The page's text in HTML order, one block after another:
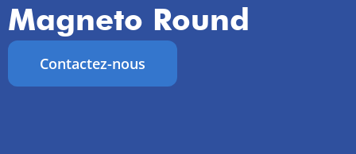
Magneto Round
Contactez-nous